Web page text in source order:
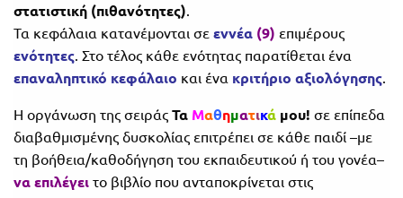
στατιστική (πιθανότητες).
Τα κεφάλαια κατανέμονται σε εννέα (9) επιμέρους
ενότητες. Στο τέλος κάθε ενότητας παρατίθεται ένα
επαναληπτικό κεφάλαιο και ένα κριτήριο αξιολόγησης.
Η οργάνωση της σειράς Τα Μαθηματικά μου! σε επίπεδα
διαβαθμισμένης δυσκολίας επιτρέπει σε κάθε παιδί –με
τη βοήθεια/καθοδήγηση του εκπαιδευτικού ή του γονέα–
να επιλέγει το βιβλίο που ανταποκρίνεται στις